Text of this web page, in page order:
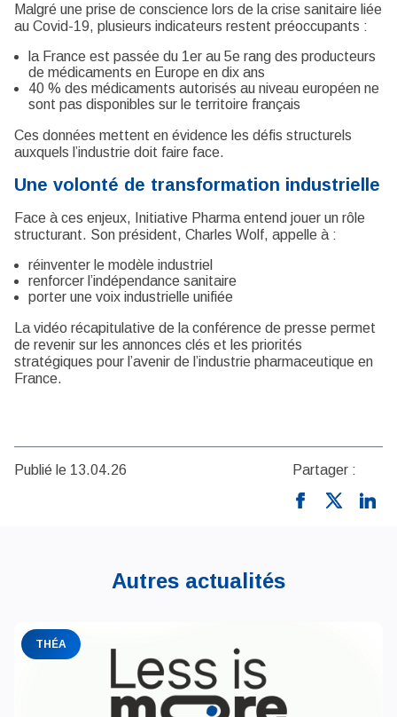
Malgré une prise de conscience lors de la crise sanitaire liée
au Covid-19, plusieurs indicateurs restent préoccupants :
la France est passée du 1er au 5e rang des producteurs
de médicaments en Europe en dix ans
40 % des médicaments autorisés au niveau européen ne
sont pas disponibles sur le territoire français
Ces données mettent en évidence les défis structurels
auxquels l’industrie doit faire face.
Une volonté de transformation industrielle
Face à ces enjeux, Initiative Pharma entend jouer un rôle
structurant. Son président, Charles Wolf, appelle à :
réinventer le modèle industriel
renforcer l’indépendance sanitaire
porter une voix industrielle unifiée
La vidéo récapitulative de la conférence de presse permet
de revenir sur les annonces clés et les priorités
stratégiques pour l’avenir de l’industrie pharmaceutique en
France.
Publié le 13.04.26 Partager :
Autres actualités
THÉA